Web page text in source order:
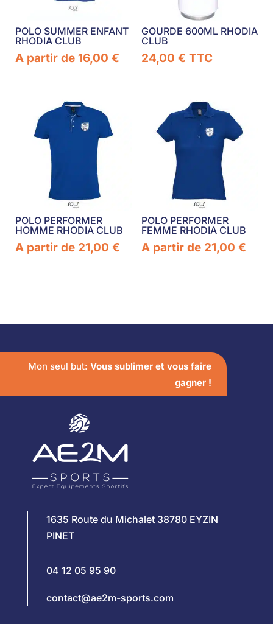
POLO SUMMER ENFANT
RHODIA CLUB
A partir de 16,00 €
GOURDE 600ML RHODIA
CLUB
24,00 € TTC
POLO PERFORMER
HOMME RHODIA CLUB
A partir de 21,00 €
POLO PERFORMER
FEMME RHODIA CLUB
A partir de 21,00 €
Mon seul but: Vous sublimer et vous faire
gagner !
1635 Route du Michalet 38780 EYZIN
PINET
04 12 05 95 90
contact@ae2m-sports.com